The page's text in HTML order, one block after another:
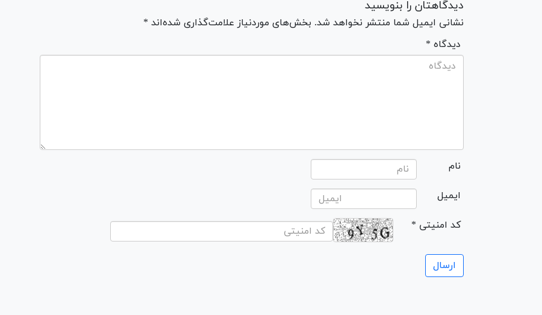
دیدگاهتان را بنویسید
نشانی ایمیل شما منتشر نخواهد شد. بخش‌های موردنیاز علامت‌گذاری شده‌اند *
* دیدگاه
نام
ایمیل
* کد امنیتی